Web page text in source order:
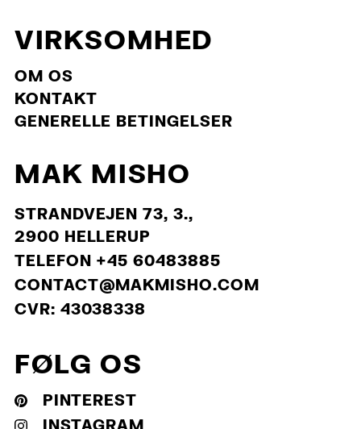
VIRKSOMHED
OM OS
KONTAKT
GENERELLE BETINGELSER
MAK MISHO
STRANDVEJEN 73, 3.,
2900 HELLERUP
TELEFON +45 60483885
CONTACT@MAKMISHO.COM
CVR: 43038338
FØLG OS
PINTEREST
INSTAGRAM